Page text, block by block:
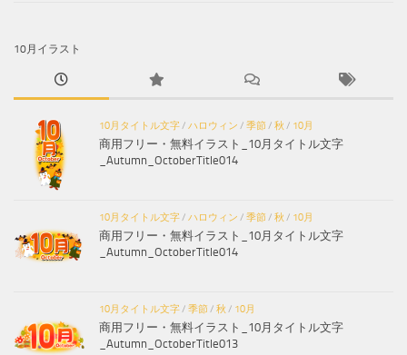
10月イラスト
10月タイトル文字/ ハロウィン / 季節/ 秋 / 10月
商用フリー・無料イラスト_10月タイトル文字
_Autumn_OctoberTitle014
10月タイトル文字/ ハロウィン / 季節/ 秋 / 10月
商用フリー・無料イラスト_10月タイトル文字
_Autumn_OctoberTitle014
10月タイトル文字/ 季節/ 秋 / 10月
商用フリー・無料イラスト_10月タイトル文字
_Autumn_OctoberTitle013